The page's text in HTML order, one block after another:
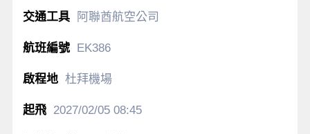
阿聯酋航空公司
EK386
杜拜機場
2027/02/0508:45